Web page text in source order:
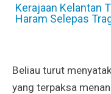
Kerajaan Kelantan
Haram Selepas
Beliau turut
yang terpaksa